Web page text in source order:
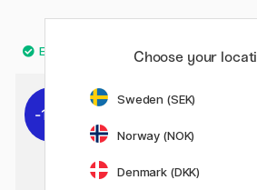
11%
Choose your
Sweden (SEK)
Norway (NOK)
Denmark (DKK)